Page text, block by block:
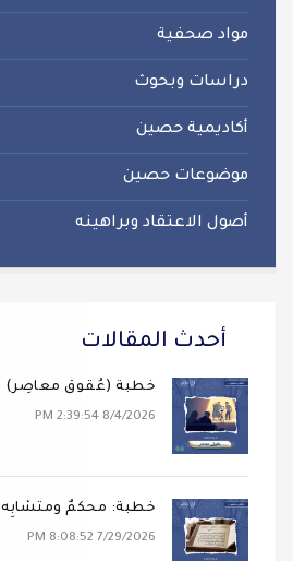
مواد صحفية
دراسات وبحوث
أكاديمية حصين
موضوعات حصين
أصول الاعتقاد وبراهينه
أحدث المقالات
خطبة (عُقوقٌ معاصِر)
8/4/2026 2:39:54 PM
خطبة: محكَمٌ ومتشابِه
7/29/2026 8:08:52 PM